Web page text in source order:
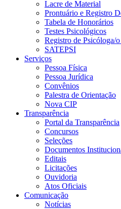
Lacre de Material
Prontuário e Registro
Tabela de Honorários
Testes Psicológicos
Registro de Psicóloga/
SATEPSI
Serviços
Pessoa Física
Pessoa Jurídica
Convênios
Palestra de Orientação
Nova CIP
Transparência
Portal da Transparência
Concursos
Seleções
Documentos
Editais
Licitações
Ouvidoria
Atos Oficiais
Comunicação
Notícias